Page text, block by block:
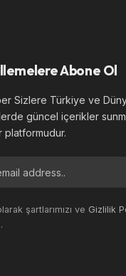
Abone Ol
Sizlere Türkiye ve
güncel içerikler
platformudur.
şartlarımızı ve Gizlilik